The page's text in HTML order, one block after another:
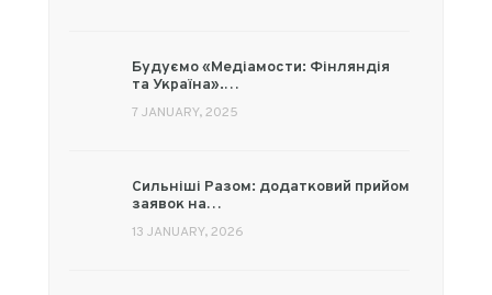
Будуємо «Медіамости: Фінляндія
та Україна».…
7 JANUARY, 2025
Сильніші Разом: додатковий прийом
заявок на…
13 JANUARY, 2026